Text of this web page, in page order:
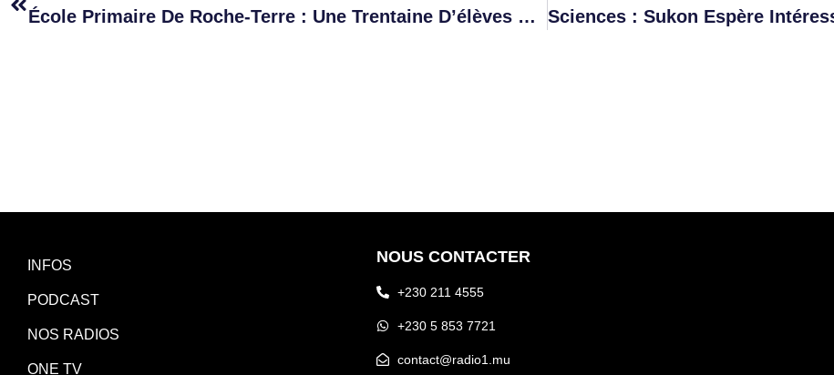
École Primaire De Roche-Terre : Une Trentaine D’élèves Hospitalisés Après Une Odeur Suspecte
INFOS
PODCAST
NOS RADIOS
ONE TV
NOUS CONTACTER
+230 211 4555
+230 5 853 7721
contact@radio1.mu